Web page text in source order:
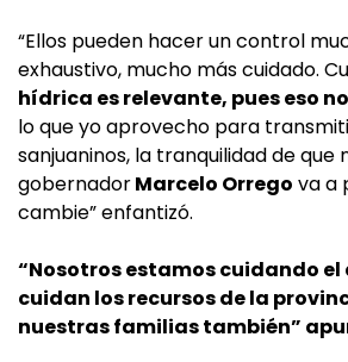
“Ellos pueden hacer un control
exhaustivo, mucho más cuidado.
hídrica es relevante, pues eso
lo que yo aprovecho para
sanjuaninos, la tranquilidad de que
gobernadorMarcelo Orrego va a
cambie” enfantizó.
“Nosotros estamos cuidando el
cuidan los recursos de la
nuestras familias también”